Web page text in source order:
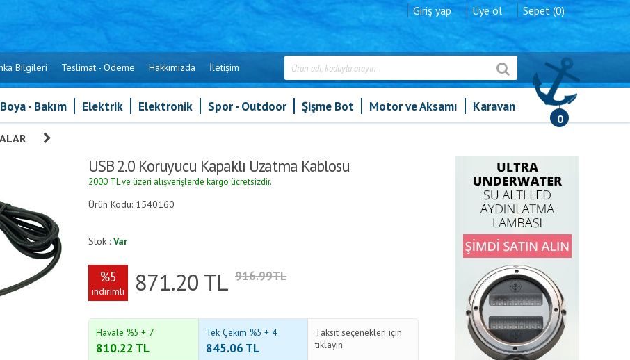
Giriş yap Üye ol Sepet (0)
Bilgileri Teslimat - Ödeme Hakkımızda İletişim
0
Boya - Bakım Elektrik Elektronik Spor - Outdoor Şişme Bot Motor ve Aksamı Karavan
USB 2.0 Koruyucu Kapaklı Uzatma Kablosu
2000 TL ve üzeri alışverişlerde kargo ücretsizdir.
Ürün Kodu: 1540160
Stok : Var
%5
indirimli 871.20 TL 916.99TL
Havale %5 + 7
810.22 TL
Tek Çekim %5 + 4
845.06 TL
Taksit seçenekleri için
tıklayın